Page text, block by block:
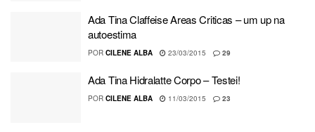
Ada Tina Claffeise Areas Criticas – um up na
autoestima
POR CILENE ALBA 23/03/2015 29
Ada Tina Hidralatte Corpo – Testei!
POR CILENE ALBA 11/03/2015 23